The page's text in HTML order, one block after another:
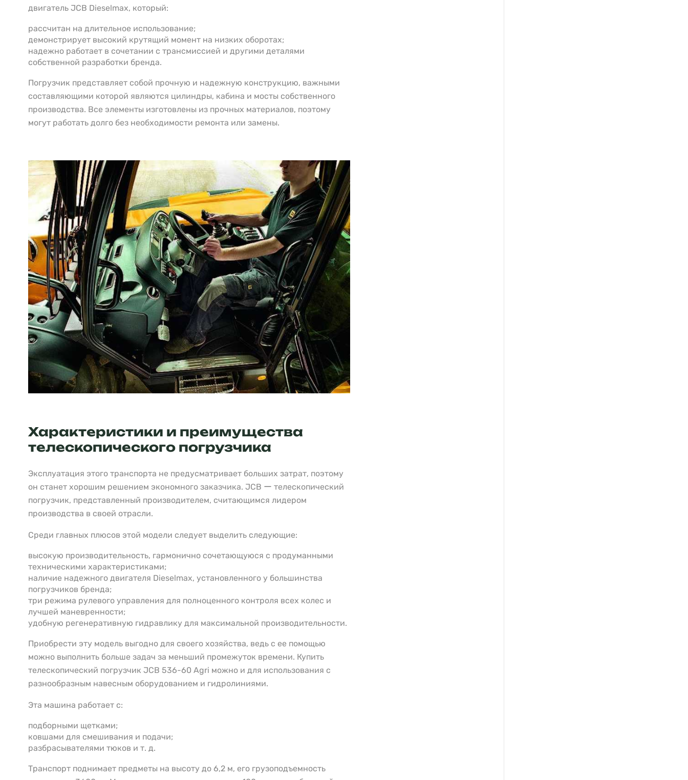
двигатель JCB Dieselmax, который:
рассчитан на длительное использование;
демонстрирует высокий крутящий момент на низких оборотах;
надежно работает в сочетании с трансмиссией и другими деталями
собственной разработки бренда.
Погрузчик представляет собой прочную и надежную конструкцию, важными
составляющими которой являются цилиндры, кабина и мосты собственного
производства. Все элементы изготовлены из прочных материалов, поэтому
могут работать долго без необходимости ремонта или замены.
Характеристики и преимущества
телескопического погрузчика
Эксплуатация этого транспорта не предусматривает больших затрат, поэтому
он станет хорошим решением экономного заказчика. JCB ー телескопический
погрузчик, представленный производителем, считающимся лидером
производства в своей отрасли.
Среди главных плюсов этой модели следует выделить следующие:
высокую производительность, гармонично сочетающуюся с продуманными
техническими характеристиками;
наличие надежного двигателя Dieselmax, установленного у большинства
погрузчиков бренда;
три режима рулевого управления для полноценного контроля всех колес и
лучшей маневренности;
удобную регенеративную гидравлику для максимальной производительности.
Приобрести эту модель выгодно для своего хозяйства, ведь с ее помощью
можно выполнить больше задач за меньший промежуток времени. Купить
телескопический погрузчик JCB 536-60 Agri можно и для использования с
разнообразным навесным оборудованием и гидролиниями.
Эта машина работает с:
подборными щетками;
ковшами для смешивания и подачи;
разбрасывателями тюков и т. д.
Транспорт поднимает предметы на высоту до 6,2 м, его грузоподъемность